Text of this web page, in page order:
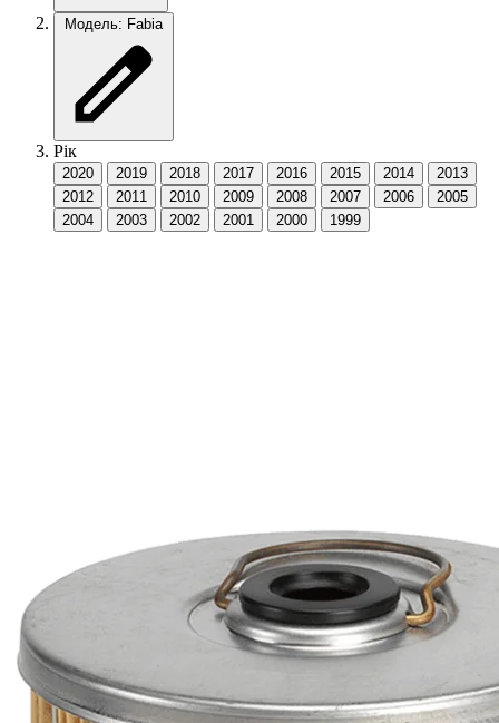
Модель: Fabia
Рік
2020 2019 2018 2017 2016 2015 2014
2013
2012
2011 2010 2009 2008 2007 2006
2005
2004
2003 2002 2001 2000 1999